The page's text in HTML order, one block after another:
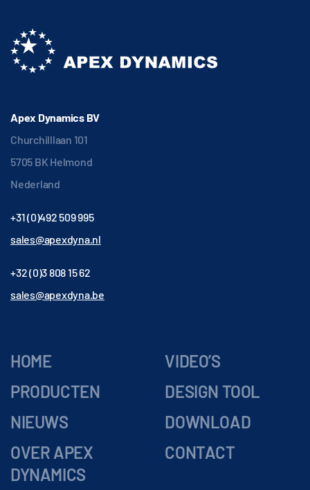
Apex Dynamics BV
Churchilllaan 101
5705 BK Helmond
Nederland
+31 (0)492 509 995
sales@apexdyna.nl
+32 (0)3 808 15 62
sales@apexdyna.be
HOME
PRODUCTEN
NIEUWS
OVER APEX
DYNAMICS
VIDEO’S
DESIGN TOOL
DOWNLOAD
CONTACT